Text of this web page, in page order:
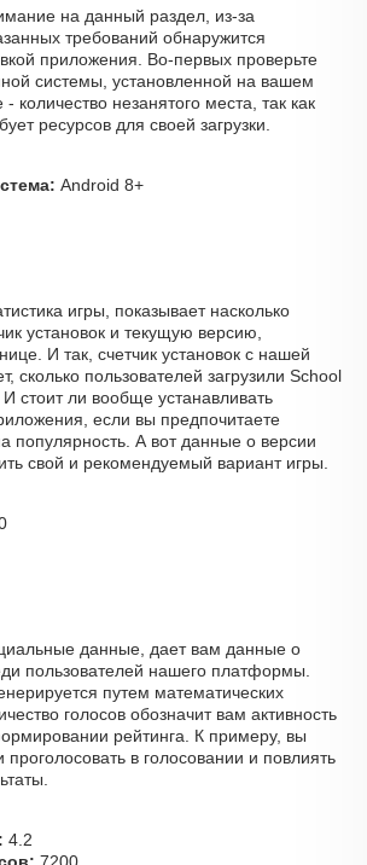
на данный раздел, из-за
требований обнаружится
приложения. Во-первых проверьте
системы, установленной на вашем
количество незанятого места, так как
ресурсов для своей загрузки.
Android 8+
игры, показывает насколько
установок и текущую версию,
И так, счетчик установок с нашей
сколько пользователей загрузили School
стоит ли вообще устанавливать
если вы предпочитаете
популярность. А вот данные о версии
свой и рекомендуемый вариант игры.
данные, дает вам данные о
пользователей нашего платформы.
путем математических
голосов обозначит вам активность
рейтинга. К примеру, вы
в голосовании и повлиять
4.2